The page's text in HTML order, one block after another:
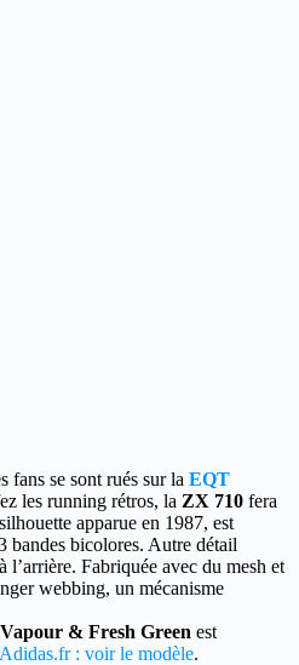
fans se sont rués sur la EQT
les running rétros, la ZX 710 fera
apparue en 1987, est
bandes bicolores. Autre détail
Fabriquée avec du mesh et
webbing, un mécanisme
& Fresh Green est
Adidas.fr : voir le modèle.